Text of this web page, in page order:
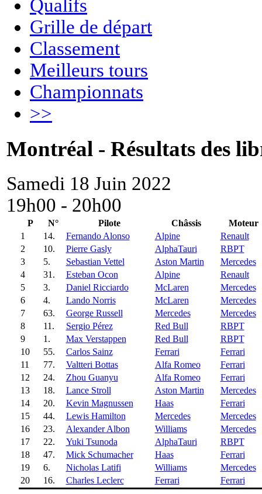
Qualifs
Grille de départ
Classement
Meilleurs tours
Championnats
>>
Montréal - Résultats des
Samedi 18 Juin 2022
19h00 - 20h00
P N° Pilote Châssis
Moteur
1
14. Fernando Alonso Alpine
Renault
2
10. Pierre Gasly AlphaTauri
RBPT
3
5. Sebastian Vettel Aston Martin
Mercedes
4
31. Esteban Ocon Alpine
Renault
5
3. Daniel Ricciardo McLaren
Mercedes
6
4. Lando Norris McLaren
Mercedes
7
63. George Russell Mercedes
Mercedes
8
11. Sergio Pérez Red Bull
RBPT
9
1. Max Verstappen Red Bull
RBPT
10
55. Carlos Sainz Ferrari
Ferrari
11
77. Valtteri Bottas Alfa Romeo
Ferrari
12
24. Zhou Guanyu Alfa Romeo
Ferrari
13
18. Lance Stroll Aston Martin
Mercedes
14
20. Kevin Magnussen Haas
Ferrari
15
44. Lewis Hamilton Mercedes
Mercedes
16
23. Alexander Albon Williams
Mercedes
17
22. Yuki Tsunoda AlphaTauri
RBPT
18
47. Mick Schumacher Haas
Ferrari
19
6. Nicholas Latifi Williams
Mercedes
20
16. Charles Leclerc Ferrari Ferrari